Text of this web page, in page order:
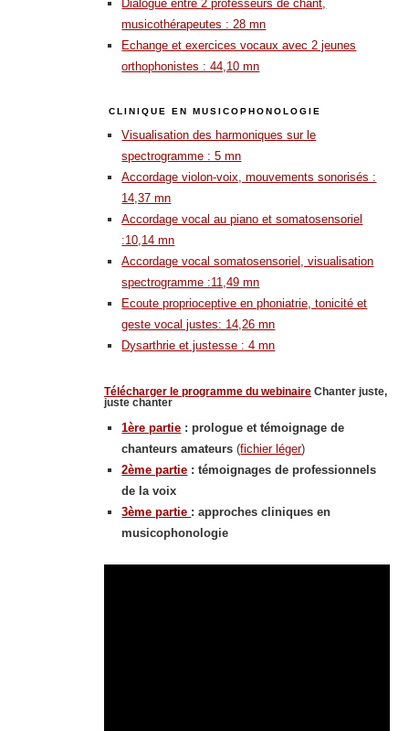
Dialogue entre 2 professeurs de chant,
musicothérapeutes : 28 mn
Echange et exercices vocaux avec 2 jeunes
orthophonistes : 44,10 mn
CLINIQUE EN MUSICOPHONOLOGIE
Visualisation des harmoniques sur le
spectrogramme : 5 mn
Accordage violon-voix, mouvements sonorisés :
14,37 mn
Accordage vocal au piano et somatosensoriel
:10,14 mn
Accordage vocal somatosensoriel, visualisation
spectrogramme :11,49 mn
Ecoute proprioceptive en phoniatrie, tonicité et
geste vocal justes: 14,26 mn
Dysarthrie et justesse : 4 mn
Télécharger le programme du webinaireChanter juste,
juste chanter
1ère partie : prologue et témoignage de
chanteurs amateurs (fichier léger)
2ème partie : témoignages de professionnels
de la voix
3ème partie : approches cliniques en
musicophonologie